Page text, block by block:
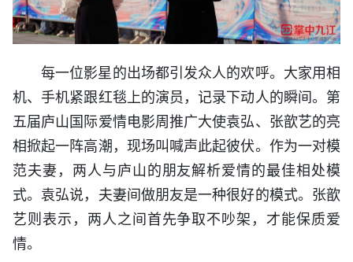
每一位影星的出场都引发众人的欢呼。大家用相
机、手机紧跟红毯上的演员，记录下动人的瞬间。第
五届庐山国际爱情电影周推广大使袁弘、张歆艺的亮
相掀起一阵高潮，现场叫喊声此起彼伏。作为一对模
范夫妻，两人与庐山的朋友解析爱情的最佳相处模
式。袁弘说，夫妻间做朋友是一种很好的模式。张歆
艺则表示，两人之间首先争取不吵架，才能保质爱
情。